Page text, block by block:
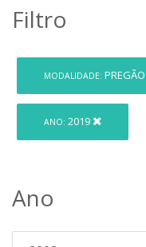
Filtro
MODALIDADE:
ANO: 2019
Ano